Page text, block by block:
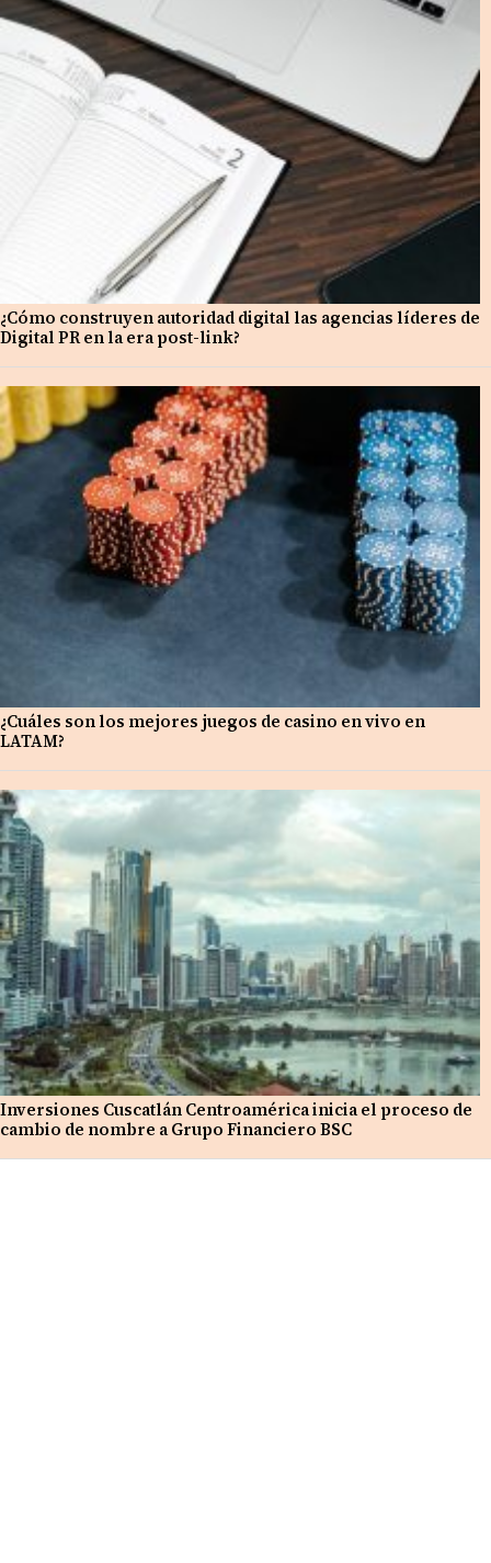
¿Cómo construyen autoridad digital las agencias líderes de
Digital PR en la era post-link?
¿Cuáles son los mejores juegos de casino en vivo en
LATAM?
Inversiones Cuscatlán Centroamérica inicia el proceso de
cambio de nombre a Grupo Financiero BSC